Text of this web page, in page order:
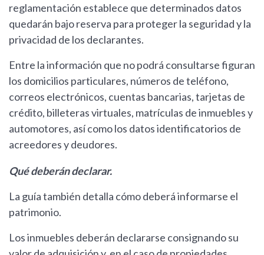
reglamentación establece que determinados datos
quedarán bajo reserva para proteger la seguridad y la
privacidad de los declarantes.
Entre la información que no podrá consultarse figuran
los domicilios particulares, números de teléfono,
correos electrónicos, cuentas bancarias, tarjetas de
crédito, billeteras virtuales, matrículas de inmuebles y
automotores, así como los datos identificatorios de
acreedores y deudores.
Qué deberán declarar.
La guía también detalla cómo deberá informarse el
patrimonio.
Los inmuebles deberán declararse consignando su